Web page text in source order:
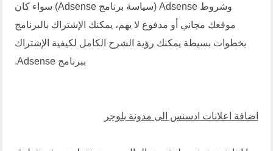
وشروط Adsense (
سياسة برنامج Adsense
) سواء كان
موقعك مجاني أو مدفوع لا يهم، يمكنك الإشتراك بالبرنامج
بخطوات بسيطة يمكنك رؤية الشرح الكامل لكيفية الإشتراك
ببرنامج Adsense.
اضافة اعلانات ادسنس الى مدونة بلوجر